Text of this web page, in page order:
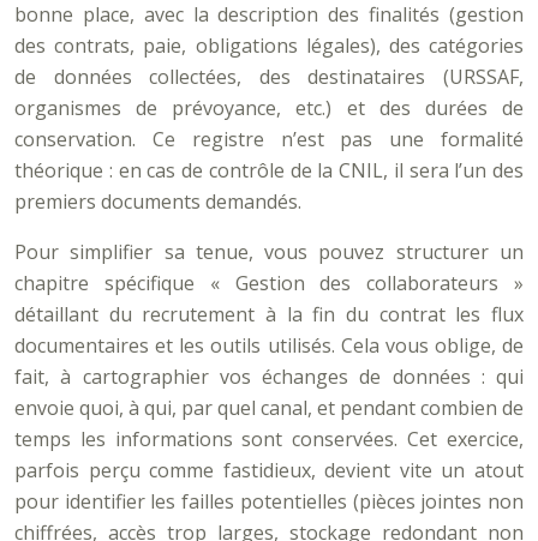
bonne place, avec la description des finalités (gestion
des contrats, paie, obligations légales), des catégories
de données collectées, des destinataires (URSSAF,
organismes de prévoyance, etc.) et des durées de
conservation. Ce registre n’est pas une formalité
théorique : en cas de contrôle de la CNIL, il sera l’un des
premiers documents demandés.
Pour simplifier sa tenue, vous pouvez structurer un
chapitre spécifique « Gestion des collaborateurs »
détaillant du recrutement à la fin du contrat les flux
documentaires et les outils utilisés. Cela vous oblige, de
fait, à cartographier vos échanges de données : qui
envoie quoi, à qui, par quel canal, et pendant combien de
temps les informations sont conservées. Cet exercice,
parfois perçu comme fastidieux, devient vite un atout
pour identifier les failles potentielles (pièces jointes non
chiffrées, accès trop larges, stockage redondant non